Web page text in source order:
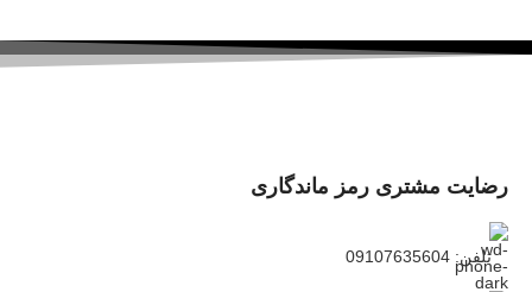
رضایت مشتری رمز ماندگاری
تلفن: 09107635604